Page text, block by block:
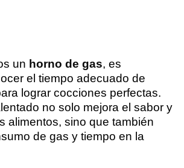
un horno de gas, es
el tiempo adecuado de
lograr cocciones perfectas.
no solo mejora el sabor y
alimentos, sino que también
de gas y tiempo en la